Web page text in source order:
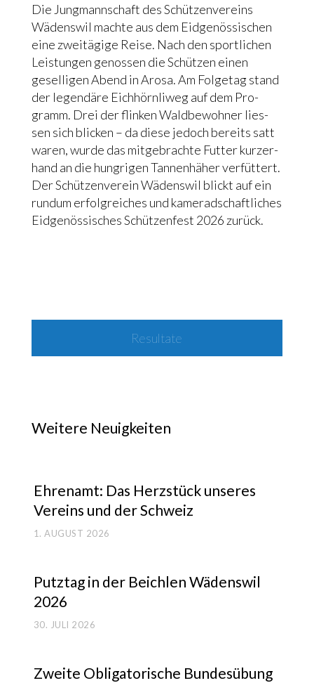
Die Jung­mann­schaft des Schüt­zen­ver­eins
Wädens­wil mach­te aus dem Eid­ge­nös­si­schen
eine zwei­tä­gi­ge Rei­se. Nach den sport­li­chen
Lei­stun­gen genos­sen die Schüt­zen einen
gesel­li­gen Abend in Aro­sa. Am Fol­ge­tag stand
der legen­dä­re Eich­hörn­li­weg auf dem Pro­
gramm. Drei der flin­ken Wald­be­woh­ner lies­
sen sich blicken – da die­se jedoch bereits satt
waren, wur­de das mit­ge­brach­te Fut­ter kur­zer­
hand an die hung­ri­gen Tan­nen­hä­her ver­füt­tert.
Der Schüt­zen­ver­ein Wädens­wil blickt auf ein
rund­um erfolg­rei­ches und kame­rad­schaft­li­ches
Eid­ge­nös­si­sches Schüt­zen­fest 2026 zurück.
Resul­ta­te
Weitere Neuigkeiten
Ehren­amt: Das Herz­stück unse­res
Ver­eins und der Schweiz
1. AUGUST 2026
Putz­tag in der Beich­len Wädens­wil
2026
30. JULI 2026
Zwei­te Obli­ga­to­ri­sche Bun­des­übung